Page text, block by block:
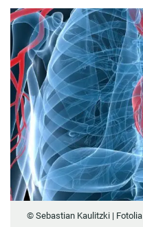
© Sebastian Kaulitzki | Fotolia